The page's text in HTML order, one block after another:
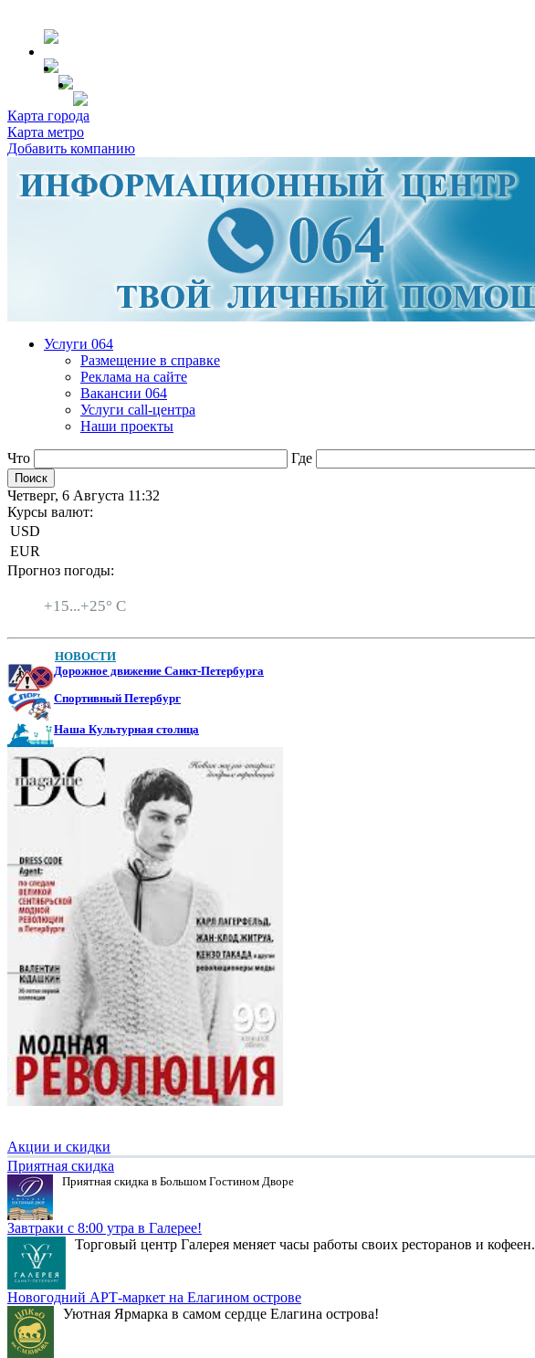
Карта города
Карта метро
Добавить компанию
Услуги 064
Размещение в справке
Реклама на сайте
Вакансии 064
Услуги call-центра
Наши проекты
Что Где
Четверг, 6 Августа 11:32
Курсы валют:
USD
EUR
Прогноз погоды:
+15...+25° C
НОВОСТИ
Дорожное движение Санкт-Петербурга
Спортивный Петербург
Наша Культурная столица
Акции и скидки
Приятная скидка
Приятная скидка в Большом Гостином Дворе
Завтраки с 8:00 утра в Галерее!
Торговый центр Галерея меняет часы работы своих ресторанов и кофеен.
Новогодний АРТ-маркет на Елагином острове
Уютная Ярмарка в самом сердце Елагина острова!